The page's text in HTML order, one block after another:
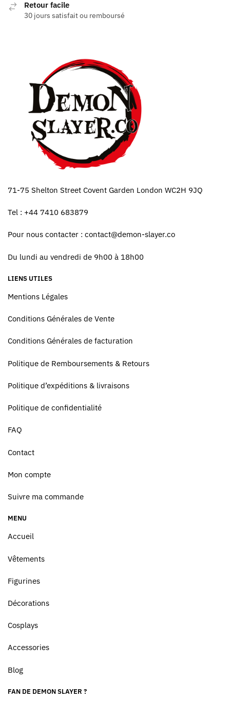
Retour facile
30 jours satisfait ou remboursé
71-75 Shelton Street Covent Garden London WC2H 9JQ
Tel : +44 7410 683879
Pour nous contacter : contact@demon-slayer.co
Du lundi au vendredi de 9h00 à 18h00
LIENS UTILES
Mentions Légales
Conditions Générales de Vente
Conditions Générales de facturation
Politique de Remboursements & Retours
Politique d’expéditions & livraisons
Politique de confidentialité
FAQ
Contact
Mon compte
Suivre ma commande
MENU
Accueil
Vêtements
Figurines
Décorations
Cosplays
Accessories
Blog
FAN DE DEMON SLAYER ?